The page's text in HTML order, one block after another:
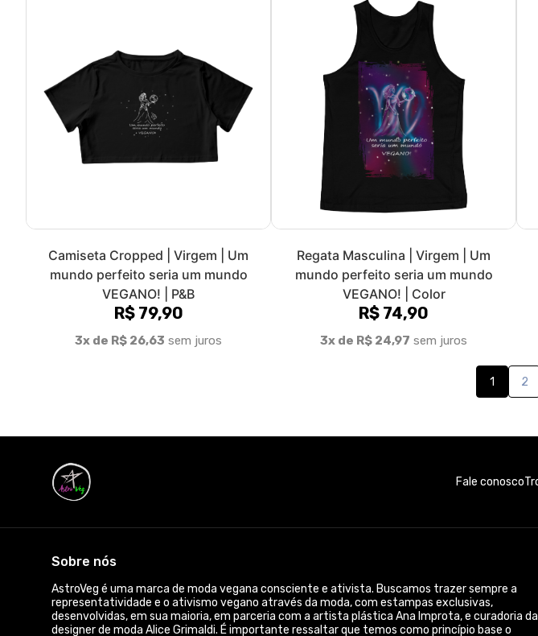
Sobre nós
AstroVeg é uma marca de moda vegana consciente e ativista. Buscamos trazer sempre a
representatividade e o ativismo vegano através da moda, com estampas exclusivas,
desenvolvidas, em sua maioria, em parceria com a artista plástica Ana Improta, e curadoria da
designer de moda Alice Grimaldi. É importante ressaltar que temos como princípio base o
respeito e amor à vida e à natureza. Desta forma, nos preocupamos, não somente, com a
esfera animal, mas também as esferas ambiental e humana. Buscamos assim, fazer uso de
materiais mais sustentáveis, além de veganos! A maioria das peças são 100% algodão, e o
nosso algodão apresenta certificado BCI. Além disso, trabalhamos com a ecocel, uma viscose
mais sustentável com fibras provenientes de madeira de reflorestamento. Utilizamos
também técnicas de estamparia que geram um menor impacto ambiental, com destaque
uso de tintas biodegradáveis. Além do mais, somos uma marca brasileira, feita no Brasil para o
Brasil. E todas as nossas peças são feitas sob demanda para você! Devido ao nosso print on
demand, ou seja, impressão sob demanda, isso quer dizer que nenhuma camiseta ou qualquer
outra peça da nossa marca é estampada antes da compra! Logo, isso garante, que não ocorra
o desperdício de matéria-prima! Somos uma marca pequena que busca sempre as melhores
opções para entregar um produto de qualidade e amigo do meio ambiente para você! Use
@_astroveg e demonstre o seu veganismo e amor para o mundo com uma moda vegana,